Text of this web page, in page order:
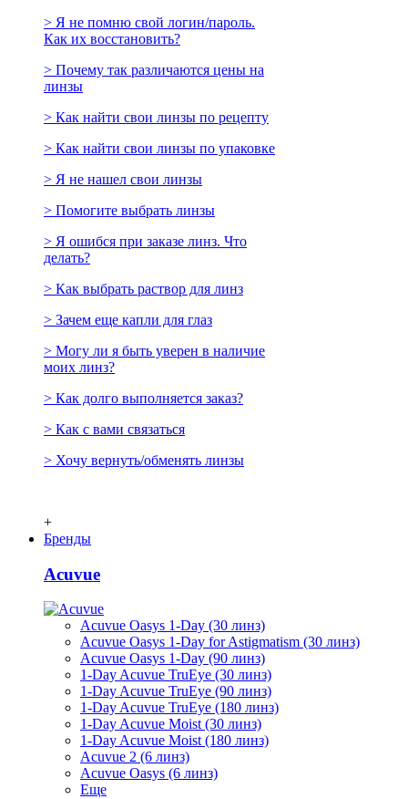
> Я не помню свой логин/пароль.
Как их восстановить?
> Почему так различаются цены на
линзы
> Как найти свои линзы по рецепту
> Как найти свои линзы по упаковке
> Я не нашел свои линзы
> Помогите выбрать линзы
> Я ошибся при заказе линз. Что
делать?
> Как выбрать раствор для линз
> Зачем еще капли для глаз
> Могу ли я быть уверен в наличие
моих линз?
> Как долго выполняется заказ?
> Как с вами связаться
> Хочу вернуть/обменять линзы
+
Бренды
Acuvue
Acuvue Oasys 1-Day (30 линз)
Acuvue Oasys 1-Day for Astigmatism (30 линз)
Acuvue Oasys 1-Day (90 линз)
1-Day Acuvue TruEye (30 линз)
1-Day Acuvue TruEye (90 линз)
1-Day Acuvue TruEye (180 линз)
1-Day Acuvue Moist (30 линз)
1-Day Acuvue Moist (180 линз)
Acuvue 2 (6 линз)
Acuvue Oasys (6 линз)
Еще